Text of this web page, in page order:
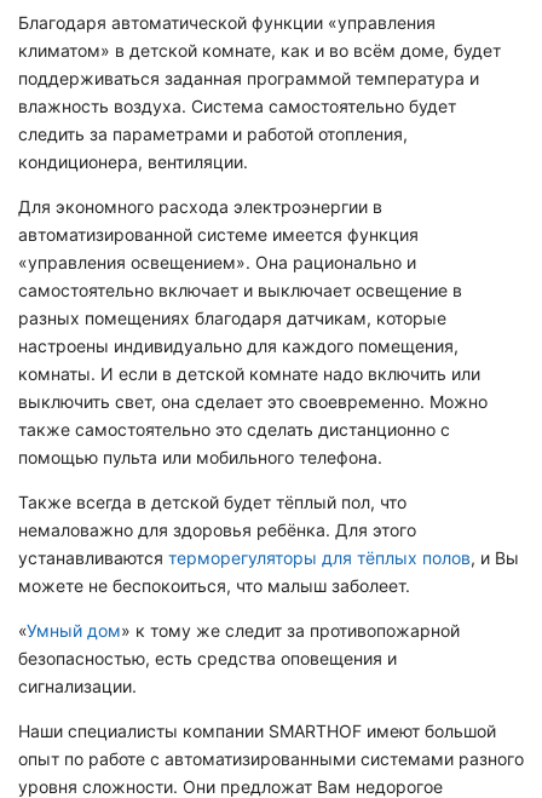
Благодаря автоматической функции «управления
климатом» в детской комнате, как и во всём доме, будет
поддерживаться заданная программой температура и
влажность воздуха. Система самостоятельно будет
следить за параметрами и работой отопления,
кондиционера, вентиляции.
Для экономного расхода электроэнергии в
автоматизированной системе имеется функция
«управления освещением». Она рационально и
самостоятельно включает и выключает освещение в
разных помещениях благодаря датчикам, которые
настроены индивидуально для каждого помещения,
комнаты. И если в детской комнате надо включить или
выключить свет, она сделает это своевременно. Можно
также самостоятельно это сделать дистанционно с
помощью пульта или мобильного телефона.
Также всегда в детской будет тёплый пол, что
немаловажно для здоровья ребёнка. Для этого
устанавливаются терморегуляторы для тёплых полов, и Вы
можете не беспокоиться, что малыш заболеет.
«Умный дом» к тому же следит за противопожарной
безопасностью, есть средства оповещения и
сигнализации.
Наши специалисты компании SMARTHOF имеют большой
опыт по работе с автоматизированными системами разного
уровня сложности. Они предложат Вам недорогое